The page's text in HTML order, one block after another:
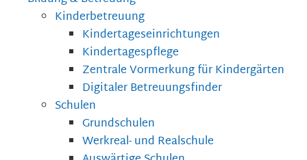
Kinderbetreuung
Kindertageseinrichtungen
Kindertagespflege
Zentrale Vormerkung für Kindergärten
Digitaler Betreuungsfinder
Schulen
Grundschulen
Werkreal- und Realschule